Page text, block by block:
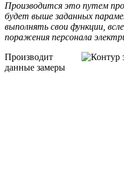
Производится это путем
будет выше заданных
выполнять свои функции,
поражения персонала
Производит
данные замеры